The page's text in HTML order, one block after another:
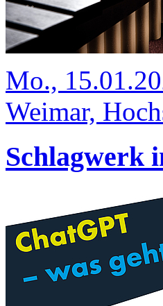
Mo.,
Weimar,
Schlagwerk